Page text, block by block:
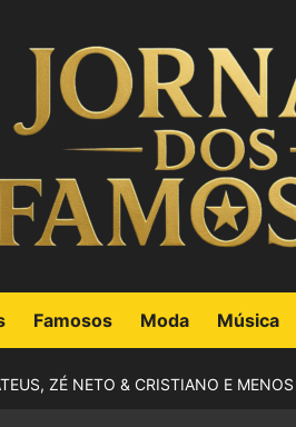
Famosos Moda Música
ZÉ NETO & CRISTIANO E